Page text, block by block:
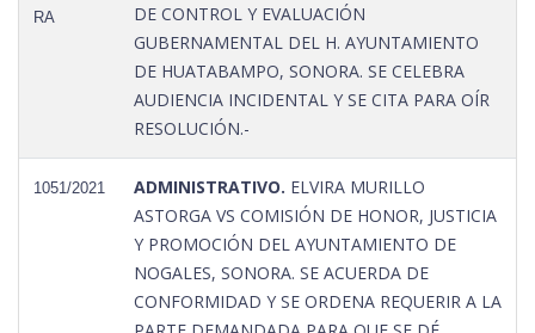
RA
DE CONTROL Y EVALUACIÓN
GUBERNAMENTAL DEL H. AYUNTAMIENTO
DE HUATABAMPO, SONORA. SE CELEBRA
AUDIENCIA INCIDENTAL Y SE CITA PARA OÍR
RESOLUCIÓN.-
1051/2021 ADMINISTRATIVO. ELVIRA MURILLO
ASTORGA VS COMISIÓN DE HONOR, JUSTICIA
Y PROMOCIÓN DEL AYUNTAMIENTO DE
NOGALES, SONORA. SE ACUERDA DE
CONFORMIDAD Y SE ORDENA REQUERIR A LA